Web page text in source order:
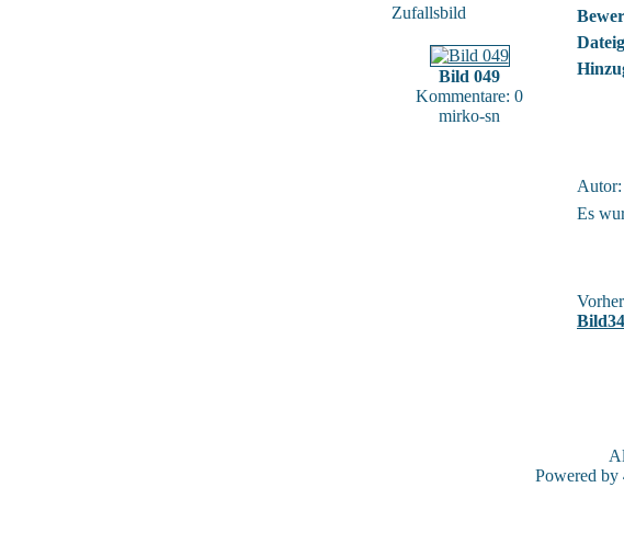
Zufallsbild
Bild 049
Kommentare: 0
mirko-sn
Autor:
Es
Bild34
Powered by